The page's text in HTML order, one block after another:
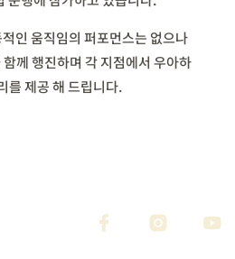
인 움직임의 퍼포먼스는 없으나
께 행진하며 각 지점에서 우아하
를 제공 해 드립니다.